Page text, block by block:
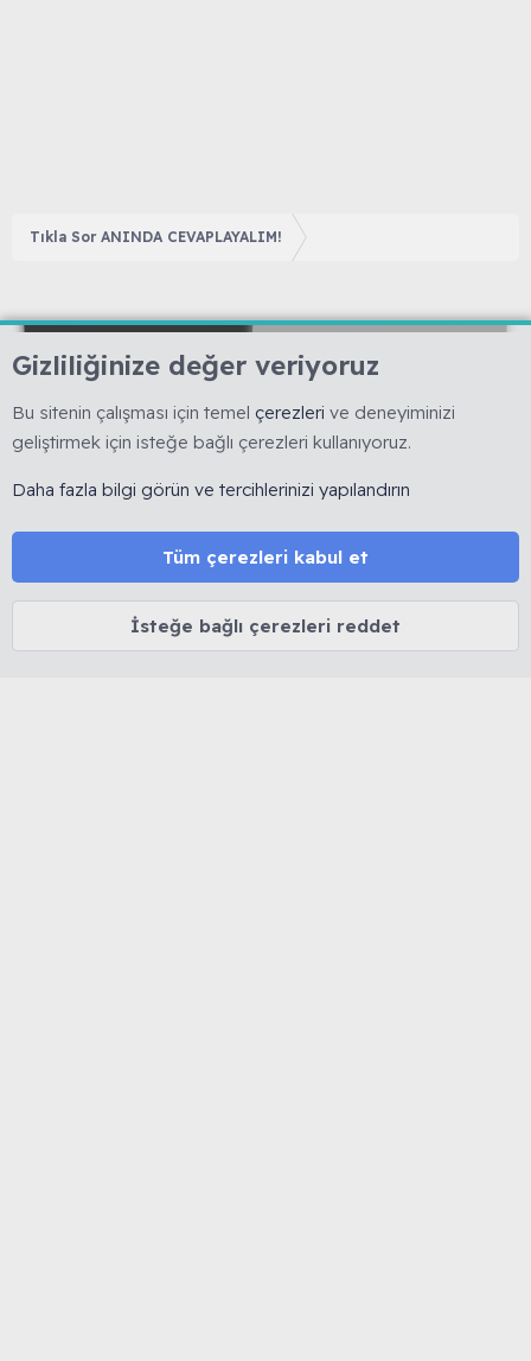
Tıkla Sor ANINDA CEVAPLAYALIM!
🇹🇷 Muhabbetkuslari.org, 2008 yılında kurulmuş, kuş
paylaşımını esas alan köklü bir forumdur. 🚫 Reklam, ürün
satışı ve link bırakmak yasaktır. 🔒 Kişisel veriler korunur.
⚖️ Tüm içerikler 5846 sayılı Fikir ve Sanat Eserleri Kanunu
MUHABBET KUŞU HAKKINDA
Gizliliğinize değer veriyoruz
Bu sitenin çalışması için temel çerezleri ve deneyiminizi
geliştirmek için isteğe bağlı çerezleri kullanıyoruz.
Daha fazla bilgi görün ve tercihlerinizi yapılandırın
Tüm çerezleri kabul et
İsteğe bağlı çerezleri reddet